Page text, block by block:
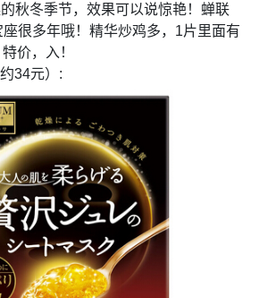
秋冬季节，效果可以说惊艳！蝉联
很多年哦！精华炒鸡多， 1片里面有
价，入！
34元） :